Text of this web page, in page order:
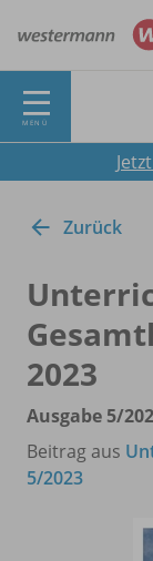
MENÜ
Zurück
2023
Ausgabe 5/
Beitrag aus
5/2023